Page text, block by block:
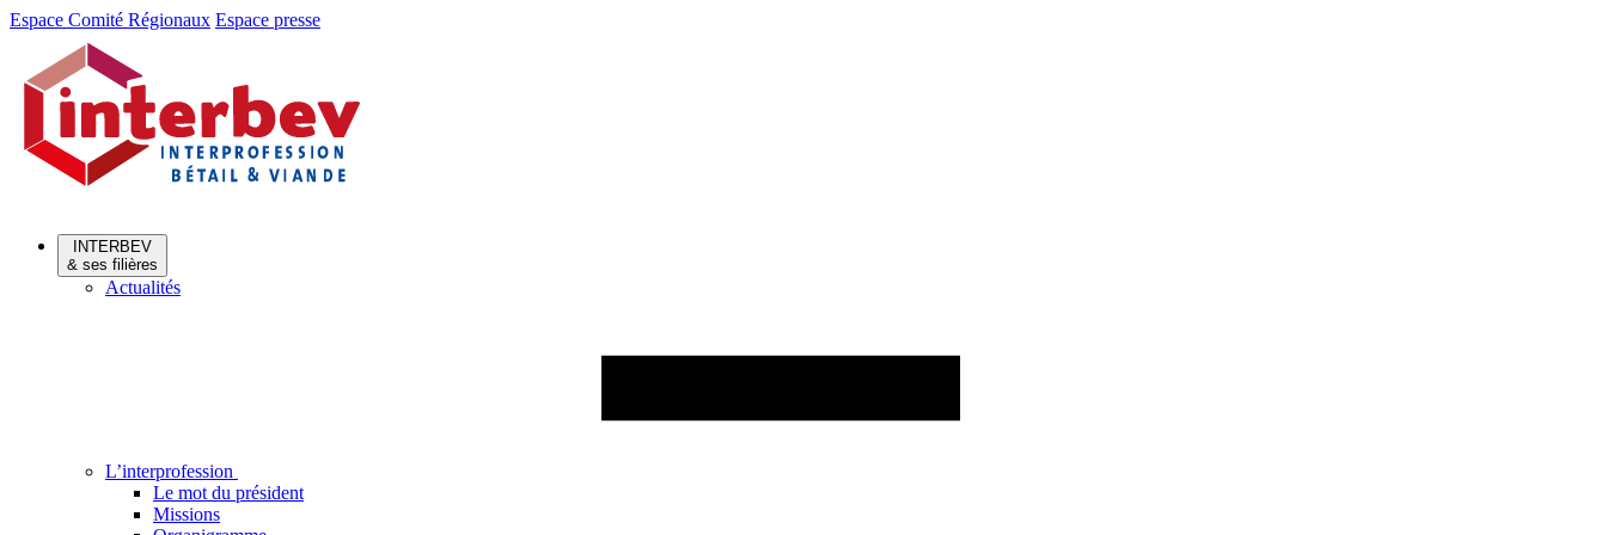
Aller
Aller
contenu
Espace Comité Régionaux Espace presse
INTERBEV
& ses filières
Actualités
L’interprofession
Le mot du président
Missions